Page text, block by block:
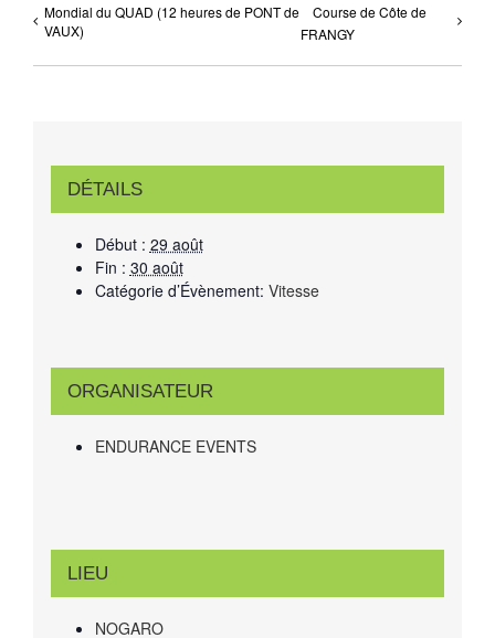
Mondial du QUAD (12 heures de PONT de
VAUX)
Course de Côte de
FRANGY
DÉTAILS
Début : 29 août
Fin : 30 août
Catégorie d’Évènement: Vitesse
ORGANISATEUR
ENDURANCE EVENTS
LIEU
NOGARO